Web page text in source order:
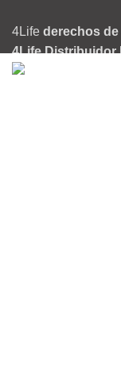
4Life derechos
4Life Distribuidor